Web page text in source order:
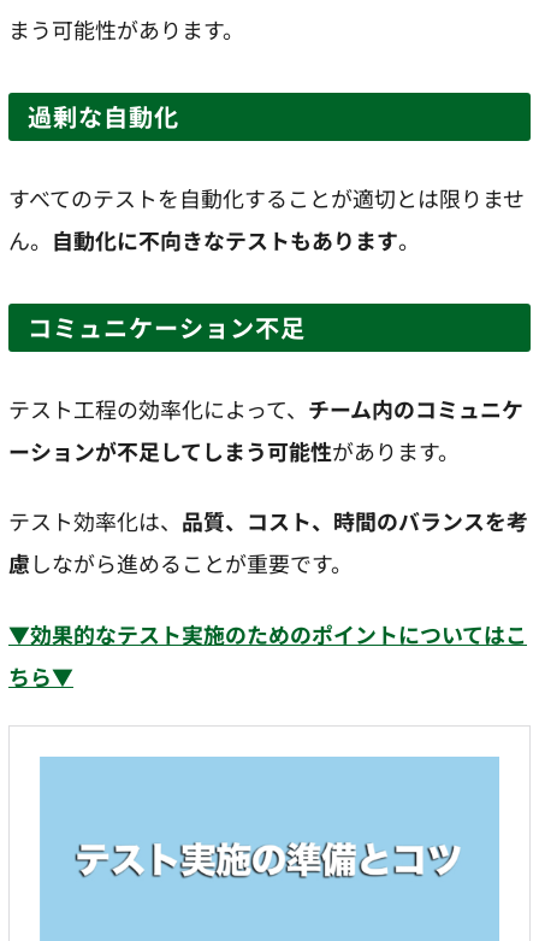
まう可能性があります。
過剰な自動化
すべてのテストを自動化することが適切とは限りませ
ん。 自動化に不向きなテストもあります。
コミュニケーション不足
テスト工程の効率化によって、 チーム内のコミュニケ
ーションが不足してしまう可能性があります。
テスト効率化は、 品質、コスト、時間のバランスを考
慮しながら進めることが重要です。
▼効果的なテスト実施のためのポイントについてはこ
ちら▼